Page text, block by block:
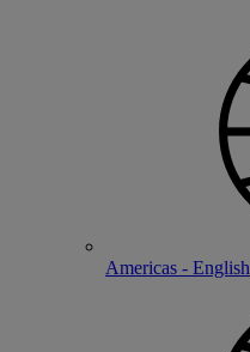
Americas - English